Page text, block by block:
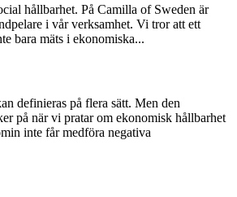
hållbarhet. På Camilla of Sweden är
i vår verksamhet. Vi tror att ett
bara mäts i ekonomiska...
definieras på flera sätt. Men den
på när vi pratar om ekonomisk hållbarhet
inte får medföra negativa